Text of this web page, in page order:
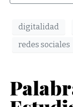
digitalidad
redes sociales